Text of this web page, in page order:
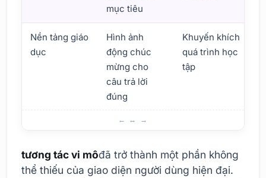
mục tiêu
Nền tảng giáo
dục
Hình ảnh
động chúc
mừng cho
câu trả lời
đúng
Khuyến khích
quá trình học
tập
tương tác vi môđã trở thành một phần không
thể thiếu của giao diện người dùng hiện đại.